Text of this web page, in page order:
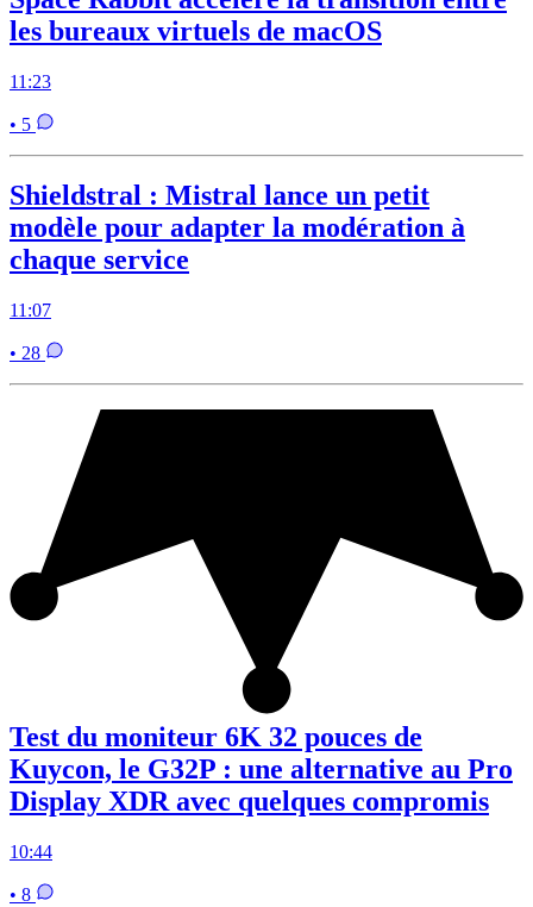
les bureaux virtuels de macOS
11:23
• 5
Shieldstral : Mistral lance un petit
modèle pour adapter la modération à
chaque service
11:07
• 28
Test du moniteur 6K 32 pouces de
Kuycon, le G32P : une alternative au Pro
Display XDR avec quelques compromis
10:44
• 8